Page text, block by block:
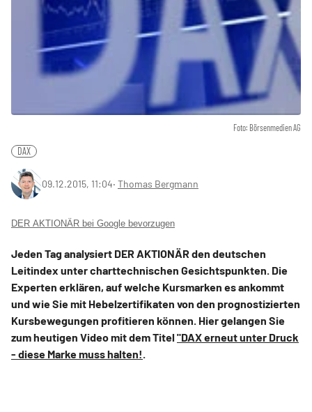
Foto: Börsenmedien AG
DAX
09.12.2015, 11:04‧ Thomas Bergmann
DER AKTIONÄR bei Google bevorzugen
Jeden Tag analysiert DER AKTIONÄR den deutschen
Leitindex unter charttechnischen Gesichtspunkten. Die
Experten erklären, auf welche Kursmarken es ankommt
und wie Sie mit Hebelzertifikaten von den prognostizierten
Kursbewegungen profitieren können. Hier gelangen Sie
zum heutigen Video mit dem Titel "DAX erneut unter Druck
- diese Marke muss halten!.